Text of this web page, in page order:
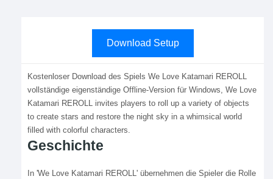
Download Setup
Kostenloser Download des Spiels We Love Katamari REROLL
vollständige eigenständige Offline-Version für Windows, We Love
Katamari REROLL invites players to roll up a variety of objects
to create stars and restore the night sky in a whimsical world
filled with colorful characters.
Geschichte
In 'We Love Katamari REROLL' übernehmen die Spieler die Rolle